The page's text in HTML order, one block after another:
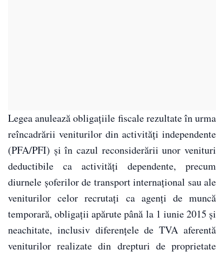
Legea anulează obligaţiile fiscale rezultate în urma
reîncadrării veniturilor din activităţi independente
(PFA/PFI) şi în cazul reconsiderării unor venituri
deductibile ca activităţi dependente, precum
diurnele şoferilor de transport internaţional sau ale
veniturilor celor recrutaţi ca agenţi de muncă
temporară, obligaţii apărute până la 1 iunie 2015 şi
neachitate, inclusiv diferenţele de TVA aferentă
veniturilor realizate din drepturi de proprietate